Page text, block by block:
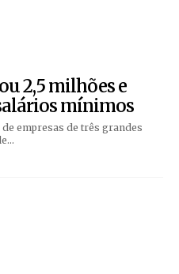
2,5 milhões e
mínimos
empresas de três grandes